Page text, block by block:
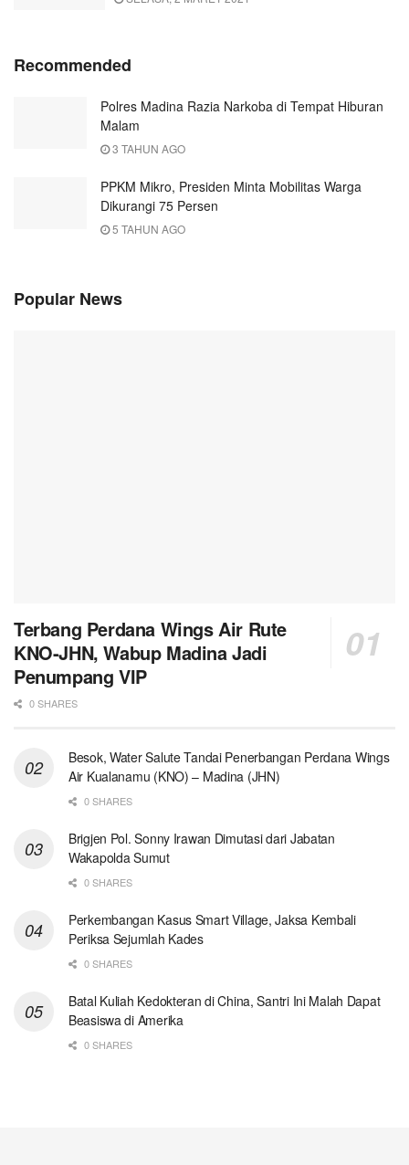
Recommended
Polres Madina Razia Narkoba di Tempat Hiburan
Malam
3 TAHUN AGO
PPKM Mikro, Presiden Minta Mobilitas Warga
Dikurangi 75 Persen
5 TAHUN AGO
Popular News
Terbang Perdana Wings Air Rute
KNO-JHN, Wabup Madina Jadi
Penumpang VIP
0 SHARES
Besok, Water Salute Tandai Penerbangan Perdana Wings
Air Kualanamu (KNO) – Madina (JHN)
0 SHARES
Brigjen Pol. Sonny Irawan Dimutasi dari Jabatan
Wakapolda Sumut
0 SHARES
Perkembangan Kasus Smart Village, Jaksa Kembali
Periksa Sejumlah Kades
0 SHARES
Batal Kuliah Kedokteran di China, Santri Ini Malah Dapat
Beasiswa di Amerika
0 SHARES